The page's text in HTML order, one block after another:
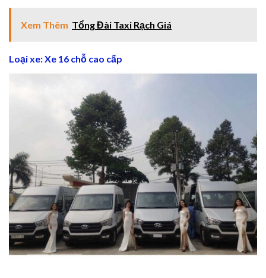
Xem Thêm Tổng Đài Taxi Rạch Giá
Loại xe: Xe 16 chỗ cao cấp